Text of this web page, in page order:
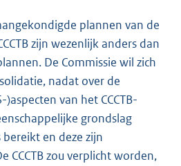
plannen van de
zijn wezenlijk anders dan
De Commissie wil zich
nadat over de
van het CCCTB-
grondslag
en deze zijn
CCCTB zou verplicht worden,